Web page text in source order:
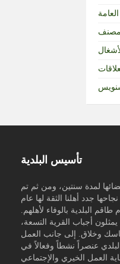
مصنف
تأسيس البلدية
وتمت تزكية أعضائها لمدة سنتين، ومن ثم تم
وبعد أن أثبتت نجاحها جدد أهلنا الثقة لها عام
طاقم البلدية بالوفاء لأهلهم.
أجباب القرية التسعة،
وخلاق. إلى جانب العمل
عنصراً نشطاً وفعالاً في